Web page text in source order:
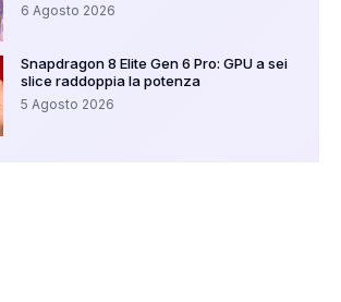
6 Agosto 2026
Snapdragon 8 Elite Gen 6 Pro: GPU a sei
slice raddoppia la potenza
5 Agosto 2026